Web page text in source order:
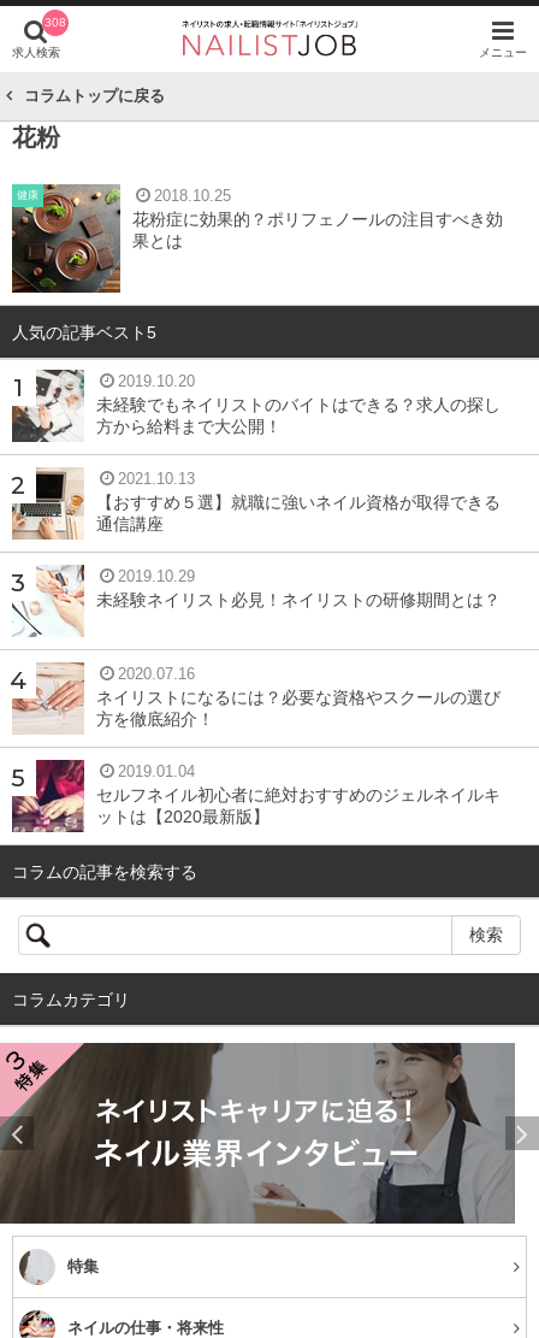
308
求人検索 メニュー
コラムトップに戻る
花粉
健康 2018.10.25
花粉症に効果的？ポリフェノールの注目すべき効
果とは
人気の記事ベスト5
2019.10.20
未経験でもネイリストのバイトはできる？求人の探し
方から給料まで大公開！
2021.10.13
【おすすめ５選】就職に強いネイル資格が取得できる
通信講座
2019.10.29
未経験ネイリスト必見！ネイリストの研修期間とは？
2020.07.16
ネイリストになるには？必要な資格やスクールの選び
方を徹底紹介！
2019.01.04
セルフネイル初心者に絶対おすすめのジェルネイルキ
ットは【2020最新版】
コラムの記事を検索する
コラムカテゴリ
特集
ネイルの仕事・将来性